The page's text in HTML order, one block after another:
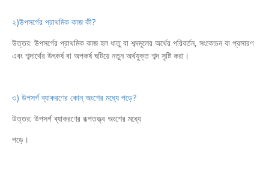
২)উপসর্গের প্রাথমিক কাজ কী?
উত্তর: উপসর্গের প্রাথমিক কাজ হল ধাতু বা শব্দমূলের অর্থের পরিবর্তন, সংকোচন বা প্রসারণ
এবং শব্দার্থের উৎকর্ষ বা অপকর্ষ ঘটিয়ে নতুন অর্থযুক্ত শব্দ সৃষ্টি করা।
৩) উপসর্গ ব্যাকরণের কোন্ অংশের মধ্যে পড়ে?
উত্তর: উপসর্গ ব্যাকরণের রূপতত্ত্ব অংশের মধ্যে
পড়ে।